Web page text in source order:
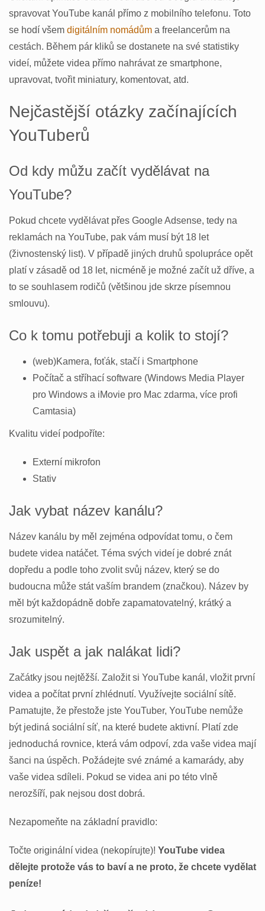
spravovat YouTube kanál přímo z mobilního telefonu. Toto
se hodí všem digitálním nomádům a freelancerům na
cestách. Během pár kliků se dostanete na své statistiky
videí, můžete videa přímo nahrávat ze smartphone,
upravovat, tvořit miniatury, komentovat, atd.
Nejčastější otázky začínajících
YouTuberů
Od kdy můžu začít vydělávat na
YouTube?
Pokud chcete vydělávat přes Google Adsense, tedy na
reklamách na YouTube, pak vám musí být 18 let
(živnostenský list). V případě jiných druhů spolupráce opět
platí v zásadě od 18 let, nicméně je možné začít už dříve, a
to se souhlasem rodičů (většinou jde skrze písemnou
smlouvu).
Co k tomu potřebuji a kolik to stojí?
(web)Kamera, foťák, stačí i Smartphone
Počítač a stříhací software (Windows Media Player
pro Windows a iMovie pro Mac zdarma, více profi
Camtasia)
Kvalitu videí podpoříte:
Externí mikrofon
Stativ
Jak vybat název kanálu?
Název kanálu by měl zejména odpovídat tomu, o čem
budete videa natáčet. Téma svých videí je dobré znát
dopředu a podle toho zvolit svůj název, který se do
budoucna může stát vaším brandem (značkou). Název by
měl být každopádně dobře zapamatovatelný, krátký a
srozumitelný.
Jak uspět a jak nalákat lidi?
Začátky jsou nejtěžší. Založit si YouTube kanál, vložit první
videa a počítat první zhlédnutí. Využívejte sociální sítě.
Pamatujte, že přestože jste YouTuber, YouTube nemůže
být jediná sociální síť, na které budete aktivní. Platí zde
jednoduchá rovnice, která vám odpoví, zda vaše videa mají
šanci na úspěch. Požádejte své známé a kamarády, aby
vaše videa sdíleli. Pokud se videa ani po této vlně
nerozšíří, pak nejsou dost dobrá.
Nezapomeňte na základní pravidlo:
Točte originální videa (nekopírujte)! YouTube videa
dělejte protože vás to baví a ne proto, že chcete vydělat
peníze!